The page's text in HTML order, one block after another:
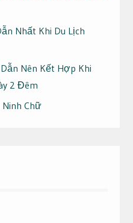
Nhất Khi Du Lịch
Nên Kết Hợp Khi
2 Đêm
Ninh Chữ